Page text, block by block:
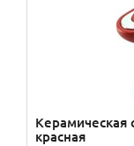
Керамическая
красная